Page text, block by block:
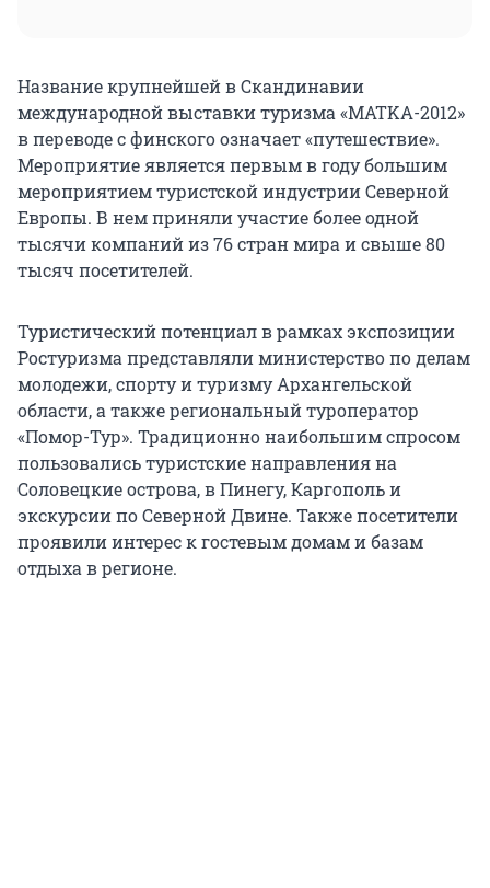
Название крупнейшей в Скандинавии
международной выставки туризма «MATKA-2012»
в переводе с финского означает «путешествие».
Мероприятие является первым в году большим
мероприятием туристской индустрии Северной
Европы. В нем приняли участие более одной
тысячи компаний из 76 стран мира и свыше 80
тысяч посетителей.
Туристический потенциал в рамках экспозиции
Ростуризма представляли министерство по делам
молодежи, спорту и туризму Архангельской
области, а также региональный туроператор
«Помор-Тур». Традиционно наибольшим спросом
пользовались туристские направления на
Соловецкие острова, в Пинегу, Каргополь и
экскурсии по Северной Двине. Также посетители
проявили интерес к гостевым домам и базам
отдыха в регионе.